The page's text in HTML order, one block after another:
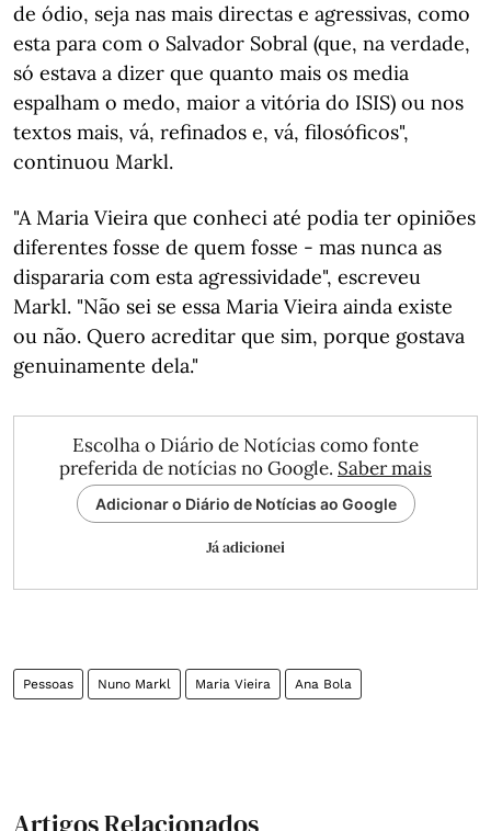
de ódio, seja nas mais directas e agressivas, como
esta para com o Salvador Sobral (que, na verdade,
só estava a dizer que quanto mais os media
espalham o medo, maior a vitória do ISIS) ou nos
textos mais, vá, refinados e, vá, filosóficos",
continuou Markl.
"A Maria Vieira que conheci até podia ter opiniões
diferentes fosse de quem fosse - mas nunca as
dispararia com esta agressividade", escreveu
Markl. "Não sei se essa Maria Vieira ainda existe
ou não. Quero acreditar que sim, porque gostava
genuinamente dela."
Escolha o Diário de Notícias como fonte
preferida de notícias no Google. Saber mais
Adicionar o Diário de Notícias ao Google
Já adicionei
Pessoas Nuno Markl Maria Vieira Ana Bola